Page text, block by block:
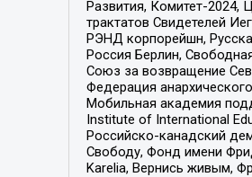
Развития, Комитет-2024,
трактатов Свидетелей
РЭНД корпорейшн,
Россия Берлин,
Союз за возвращение
Федерация
Мобильная академия
Institute of International
Российско-канадский
Свободу, Фонд имени
Karelia, Вернись живым,